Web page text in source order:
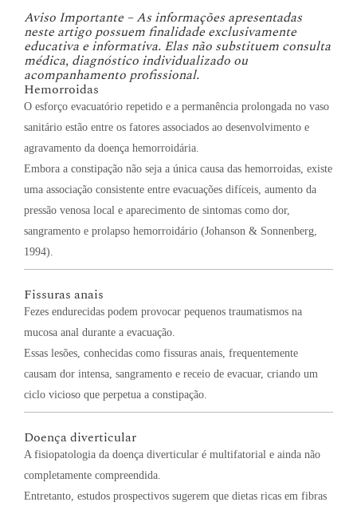
Aviso Importante – As informações apresentadas
neste artigo possuem finalidade exclusivamente
educativa e informativa. Elas não substituem consulta
médica, diagnóstico individualizado ou
acompanhamento profissional.
Hemorroidas
O esforço evacuatório repetido e a permanência prolongada no vaso
sanitário estão entre os fatores associados ao desenvolvimento e
agravamento da doença hemorroidária.
Embora a constipação não seja a única causa das hemorroidas, existe
uma associação consistente entre evacuações difíceis, aumento da
pressão venosa local e aparecimento de sintomas como dor,
sangramento e prolapso hemorroidário (Johanson & Sonnenberg,
1994).
Fissuras anais
Fezes endurecidas podem provocar pequenos traumatismos na
mucosa anal durante a evacuação.
Essas lesões, conhecidas como fissuras anais, frequentemente
causam dor intensa, sangramento e receio de evacuar, criando um
ciclo vicioso que perpetua a constipação.
Doença diverticular
A fisiopatologia da doença diverticular é multifatorial e ainda não
completamente compreendida.
Entretanto, estudos prospectivos sugerem que dietas ricas em fibras